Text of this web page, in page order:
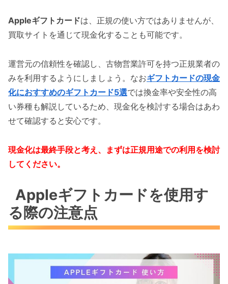
Appleギフトカードは、正規の使い方ではありませんが、
買取サイトを通じて現金化することも可能です。
運営元の信頼性を確認し、古物営業許可を持つ正規業者の
みを利用するようにしましょう。なおギフトカードの現金
化におすすめのギフトカード5選では換金率や安全性の高
い券種も解説しているため、現金化を検討する場合はあわ
せて確認すると安心です。
現金化は最終手段と考え、まずは正規用途での利用を検討
してください。
Appleギフトカードを使用す
る際の注意点